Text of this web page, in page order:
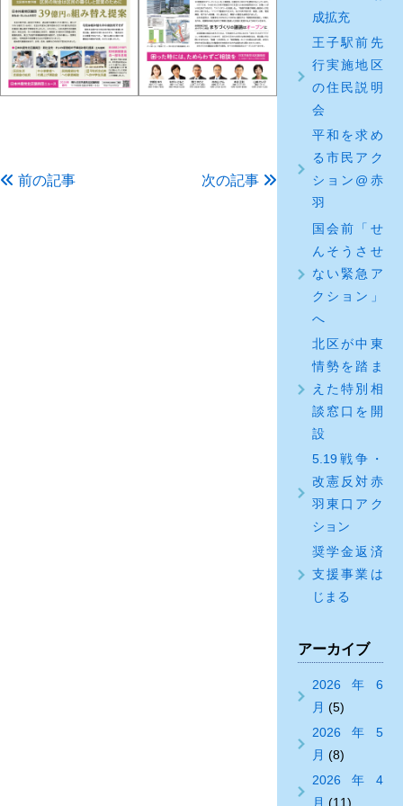
前の記事 次の記事
成拡充
王子駅前先
行実施地区
の住民説明
会
平和を求め
る市民アク
ション@赤
羽
国会前「せ
んそうさせ
ない緊急ア
クション」
へ
北区が中東
情勢を踏ま
えた特別相
談窓口を開
設
5.19戦争・
改憲反対赤
羽東口アク
ション
奨学金返済
支援事業は
じまる
アーカイブ
2026年6
月 (5)
2026年5
月 (8)
2026年4
月 (11)